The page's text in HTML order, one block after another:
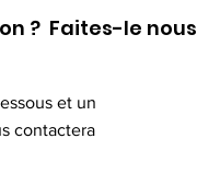
? Faites-le nous
et un
contactera